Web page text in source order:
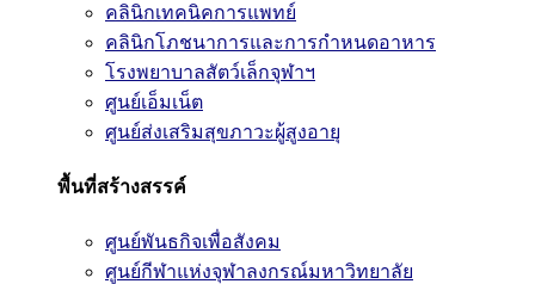
คลินิกเทคนิคการแพทย์
คลินิกโภชนาการและการกำหนดอาหาร
โรงพยาบาลสัตว์เล็กจุฬาฯ
ศูนย์เอ็มเน็ต
ศูนย์ส่งเสริมสุขภาวะผู้สูงอายุ
พื้นที่สร้างสรรค์
ศูนย์พันธกิจเพื่อสังคม
ศูนย์กีฬาแห่งจุฬาลงกรณ์มหาวิทยาลัย